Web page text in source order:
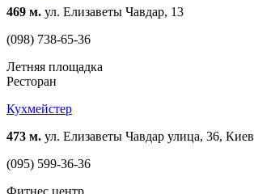
469 м. ул. Елизаветы Чавдар, 13
(098) 738-65-36
Летняя площадка
Ресторан
Кухмейстер
473 м. ул. Елизаветы Чавдар улица, 36, Киев
(095) 599-36-36